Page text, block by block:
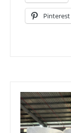
Pinterest